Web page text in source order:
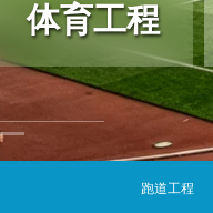
体育工程
跑道工程